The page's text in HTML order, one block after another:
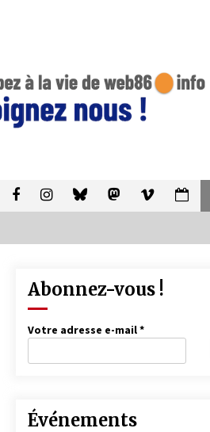
Abonnez-vous !
Votre adresse e-mail*
Événements